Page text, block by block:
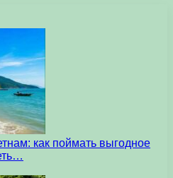
как поймать выгодное